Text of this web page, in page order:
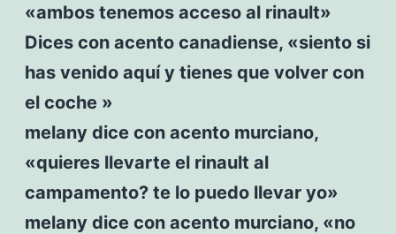
«ambos tenemos acceso al rinault»
Dices con acento canadiense, «siento si
has venido aquí y tienes que volver con
el coche »
melany dice con acento murciano,
«quieres llevarte el rinault al
campamento? te lo puedo llevar yo»
melany dice con acento murciano, «no